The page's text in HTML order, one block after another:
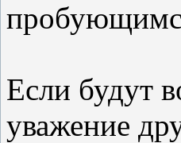
Если будут
уважение